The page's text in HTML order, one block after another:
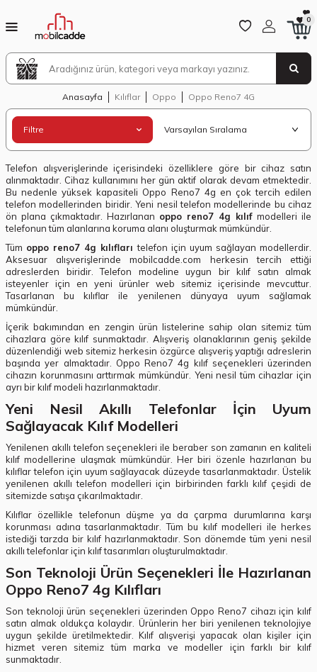
0
Anasayfa Kılıflar Oppo Oppo Reno7 4G
Filtre
Telefon alışverişlerinde içerisindeki özelliklere göre bir cihaz satın
alınmaktadır. Cihaz kullanımını her gün aktif olarak devam etmektedir.
Bu nedenle yüksek kapasiteli Oppo Reno7 4g en çok tercih edilen
telefon modellerinden biridir. Yeni nesil telefon modellerinde bu cihaz
ön plana çıkmaktadır. Hazırlanan oppo reno7 4g kılıf modelleri ile
telefonun tüm alanlarına koruma alanı oluşturmak mümkündür.
Tüm oppo reno7 4g kılıflarıtelefon için uyum sağlayan modellerdir.
Aksesuar alışverişlerinde mobilcadde.com herkesin tercih ettiği
adreslerden biridir. Telefon modeline uygun bir kılıf satın almak
isteyenler için en yeni ürünler web sitemiz içerisinde mevcuttur.
Tasarlanan bu kılıflar ile yenilenen dünyaya uyum sağlamak
mümkündür.
İçerik bakımından en zengin ürün listelerine sahip olan sitemiz tüm
cihazlara göre kılıf sunmaktadır. Alışveriş olanaklarının geniş şekilde
düzenlendiği web sitemiz herkesin özgürce alışveriş yaptığı adreslerin
başında yer almaktadır. Oppo Reno7 4g kılıf seçenekleri üzerinden
cihazın korunmasını arttırmak mümkündür. Yeni nesil tüm cihazlar için
ayrı bir kılıf modeli hazırlanmaktadır.
Yeni Nesil Akıllı Telefonlar İçin Uyum
Sağlayacak Kılıf Modelleri
Yenilenen akıllı telefon seçenekleri ile beraber son zamanın en kaliteli
kılıf modellerine ulaşmak mümkündür. Her biri özenle hazırlanan bu
kılıflar telefon için uyum sağlayacak düzeyde tasarlanmaktadır. Üstelik
yenilenen akıllı telefon modelleri için birbirinden farklı kılıf çeşidi de
sitemizde satışa çıkarılmaktadır.
Kılıflar özellikle telefonun düşme ya da çarpma durumlarına karşı
korunması adına tasarlanmaktadır. Tüm bu kılıf modelleri ile herkes
istediği tarzda bir kılıf hazırlanmaktadır. Son dönemde tüm yeni nesil
akıllı telefonlar için kılıf tasarımları oluşturulmaktadır.
Son Teknoloji Ürün Seçenekleri İle Hazırlanan
Oppo Reno7 4g Kılıfları
Son teknoloji ürün seçenekleri üzerinden Oppo Reno7 cihazı için kılıf
satın almak oldukça kolaydır. Ürünlerin her biri yenilenen teknolojiye
uygun şekilde üretilmektedir. Kılıf alışverişi yapacak olan kişiler için
hizmet veren sitemiz tüm marka ve modeller için farklı bir kılıf
sunmaktadır.